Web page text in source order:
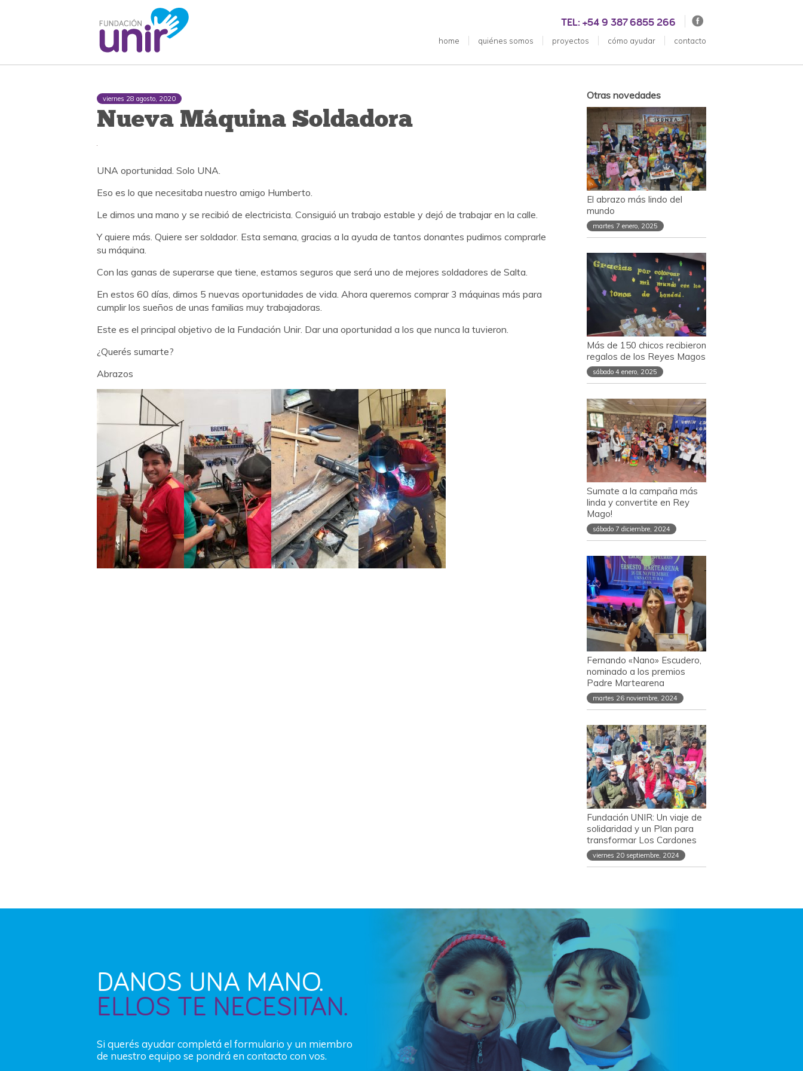
TEL: +54 9 387 6855 266
home quiénes somos proyectos cómo ayudar contacto
viernes 28 agosto, 2020
Nueva Máquina Soldadora
UNA oportunidad. Solo UNA.
Eso es lo que necesitaba nuestro amigo Humberto.
Le dimos una mano y se recibió de electricista. Consiguió un trabajo estable y dejó de trabajar en la calle.
Y quiere más. Quiere ser soldador. Esta semana, gracias a la ayuda de tantos donantes pudimos comprarle
su máquina.
Con las ganas de superarse que tiene, estamos seguros que será uno de mejores soldadores de Salta.
En estos 60 días, dimos 5 nuevas oportunidades de vida. Ahora queremos comprar 3 máquinas más para
cumplir los sueños de unas familias muy trabajadoras.
Este es el principal objetivo de la Fundación Unir. Dar una oportunidad a los que nunca la tuvieron.
¿Querés sumarte?
Abrazos
Otras novedades
El abrazo más lindo del
mundo
martes 7 enero, 2025
Más de 150 chicos recibieron
regalos de los Reyes Magos
sábado 4 enero, 2025
Sumate a la campaña más
linda y convertite en Rey
Mago!
sábado 7 diciembre, 2024
Fernando «Nano» Escudero,
nominado a los premios
Padre Martearena
martes 26 noviembre, 2024
Fundación UNIR: Un viaje de
solidaridad y un Plan para
transformar Los Cardones
viernes 20 septiembre, 2024
DANOS UNA MANO.
ELLOS TE NECESITAN.
Si querés ayudar completá el formulario y un miembro
de nuestro equipo se pondrá en contacto con vos.